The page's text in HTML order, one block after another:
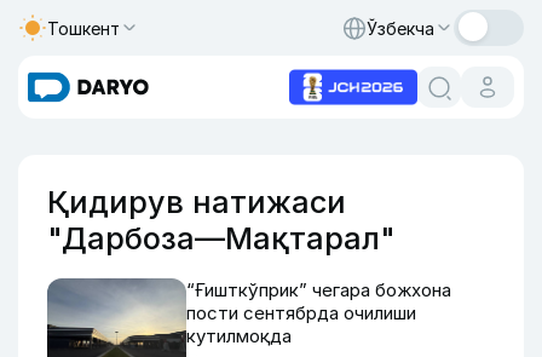
Тошкент Ўзбекча
Қидирув натижаси
"Дарбоза—Мақтарал"
“Ғишткўприк” чегара божхона
пости сентябрда очилиши
кутилмоқда